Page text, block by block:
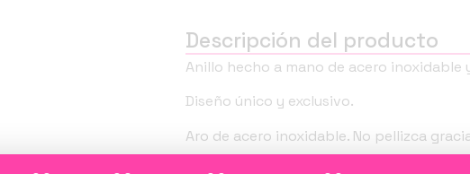
Descripción del producto
Anillo hecho a mano de acero inoxidable
Diseño único y exclusivo.
Aro de acero inoxidable. No pellizca
Tamaño ajustable .